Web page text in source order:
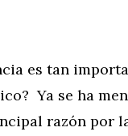
es tan
Ya se ha
razón por